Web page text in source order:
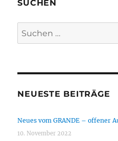
SUCHEN
Suchen
nach:
NEUESTE BEITRÄGE
Neues vom GRANDE – offener
10. November 2022